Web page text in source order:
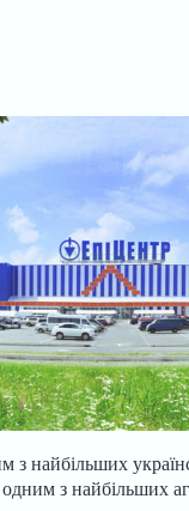
з найбільших
з найбільших